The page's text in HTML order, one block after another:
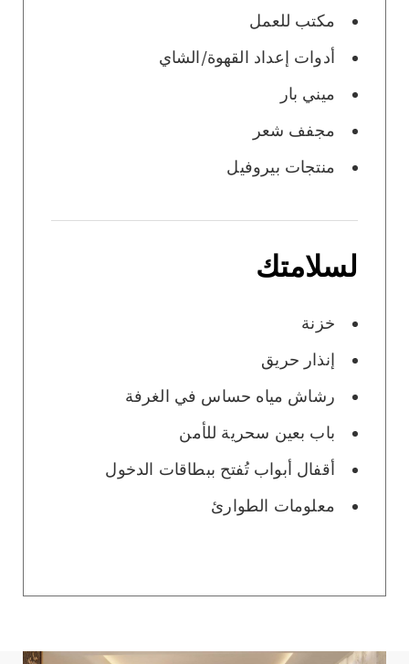
مكتب للعمل
أدوات إعداد القهوة/الشاي
ميني بار
مجفف شعر
منتجات بيروفيل
لسلامتك
خزنة
إنذار حريق
رشاش مياه حساس في الغرفة
باب بعين سحرية للأمن
أقفال أبواب تُفتح ببطاقات الدخول
معلومات الطوارئ